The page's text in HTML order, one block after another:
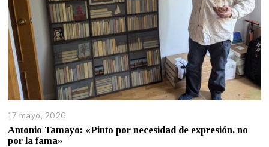
17 mayo, 2026
Antonio Tamayo: «Pinto por necesidad de expresión, no
por la fama»